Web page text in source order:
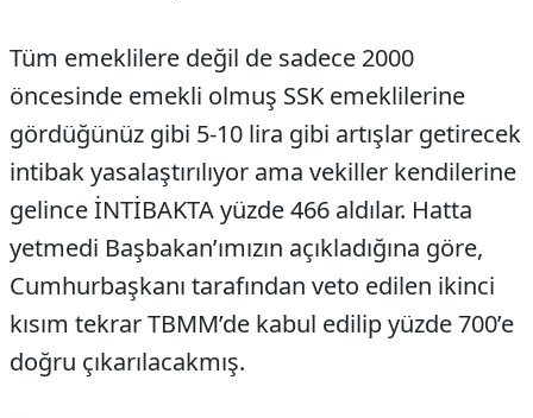
Tüm emeklilere değil de sadece 2000
öncesinde emekli olmuş SSK emeklilerine
gördüğünüz gibi 5-10 lira gibi artışlar getirecek
intibak yasalaştırılıyor ama vekiller kendilerine
gelince İNTİBAKTA yüzde 466 aldılar. Hatta
yetmedi Başbakan’ımızın açıkladığına göre,
Cumhurbaşkanı tarafından veto edilen ikinci
kısım tekrar TBMM’de kabul edilip yüzde 700’e
doğru çıkarılacakmış.